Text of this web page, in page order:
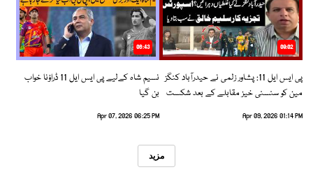
09:02
پی ایس ایل 11: پشاور زلمی نے حیدرآباد کنگز
مین کو سنسنی خیز مقابلے کے بعد شکست
Apr 09, 2026 01:14 PM
06:43
نسیم شاہ کےلیے پی ایس ایل 11 ڈراؤنا خواب
بن گیا
Apr 07, 2026 06:25 PM
مزید